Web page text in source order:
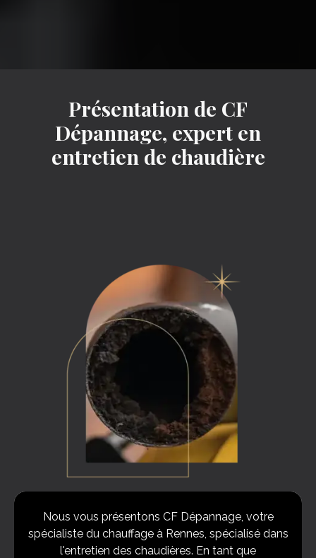
Présentation de CF
Dépannage, expert en
entretien de chaudière
Nous vous présentons CF Dépannage, votre
spécialiste du chauffage à Rennes, spécialisé dans
l'entretien des chaudières. En tant que